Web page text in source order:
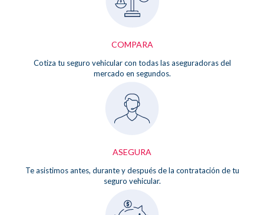
COMPARA
Cotiza tu seguro vehicular con todas las aseguradoras del
mercado en segundos.
ASEGURA
Te asistimos antes, durante y después de la contratación de tu
seguro vehicular.